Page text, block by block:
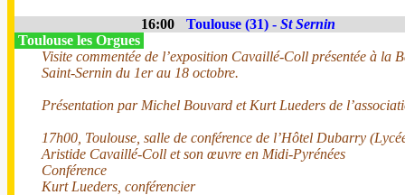
16:00 Toulouse (31) - St Sernin
Toulouse les Orgues
Visite commentée de l’exposition Cavaillé-Coll présentée à la
Saint-Sernin du 1er au 18 octobre.
Présentation par Michel Bouvard et Kurt Lueders de
17h00, Toulouse, salle de conférence de l’Hôtel Dubarry
Aristide Cavaillé-Coll et son œuvre en Midi-Pyrénées
Conférence
Kurt Lueders, conférencier